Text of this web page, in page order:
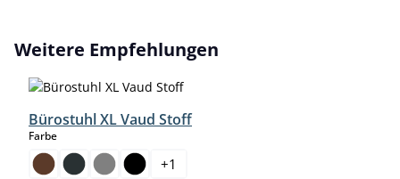
Produktgalerie überspringen
Weitere Empfehlungen
Bürostuhl XL Vaud Stoff
Farbeauswählen
+1